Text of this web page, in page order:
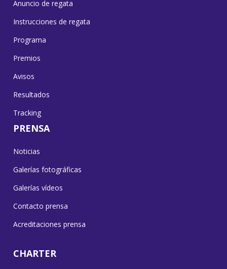
Anuncio de regata
Instrucciones de regata
Programa
Premios
Avisos
Resultados
Tracking
PRENSA
Noticias
Galerías fotográficas
Galerías vídeos
Contacto prensa
Acreditaciones prensa
CHARTER